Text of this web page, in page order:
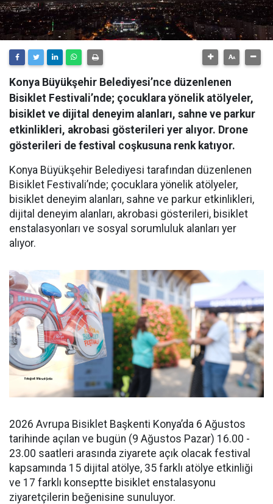
Konya Büyükşehir Belediyesi’nce düzenlenen
Bisiklet Festivali’nde; çocuklara yönelik atölyeler,
bisiklet ve dijital deneyim alanları, sahne ve parkur
etkinlikleri, akrobasi gösterileri yer alıyor. Drone
gösterileri de festival coşkusuna renk katıyor.
Konya Büyükşehir Belediyesi tarafından düzenlenen
Bisiklet Festivali’nde; çocuklara yönelik atölyeler,
bisiklet deneyim alanları, sahne ve parkur etkinlikleri,
dijital deneyim alanları, akrobasi gösterileri, bisiklet
enstalasyonları ve sosyal sorumluluk alanları yer
alıyor.
2026 Avrupa Bisiklet Başkenti Konya’da 6 Ağustos
tarihinde açılan ve bugün (9 Ağustos Pazar) 16.00 -
23.00 saatleri arasında ziyarete açık olacak festival
kapsamında 15 dijital atölye, 35 farklı atölye etkinliği
ve 17 farklı konseptte bisiklet enstalasyonu
ziyaretçilerin beğenisine sunuluyor.